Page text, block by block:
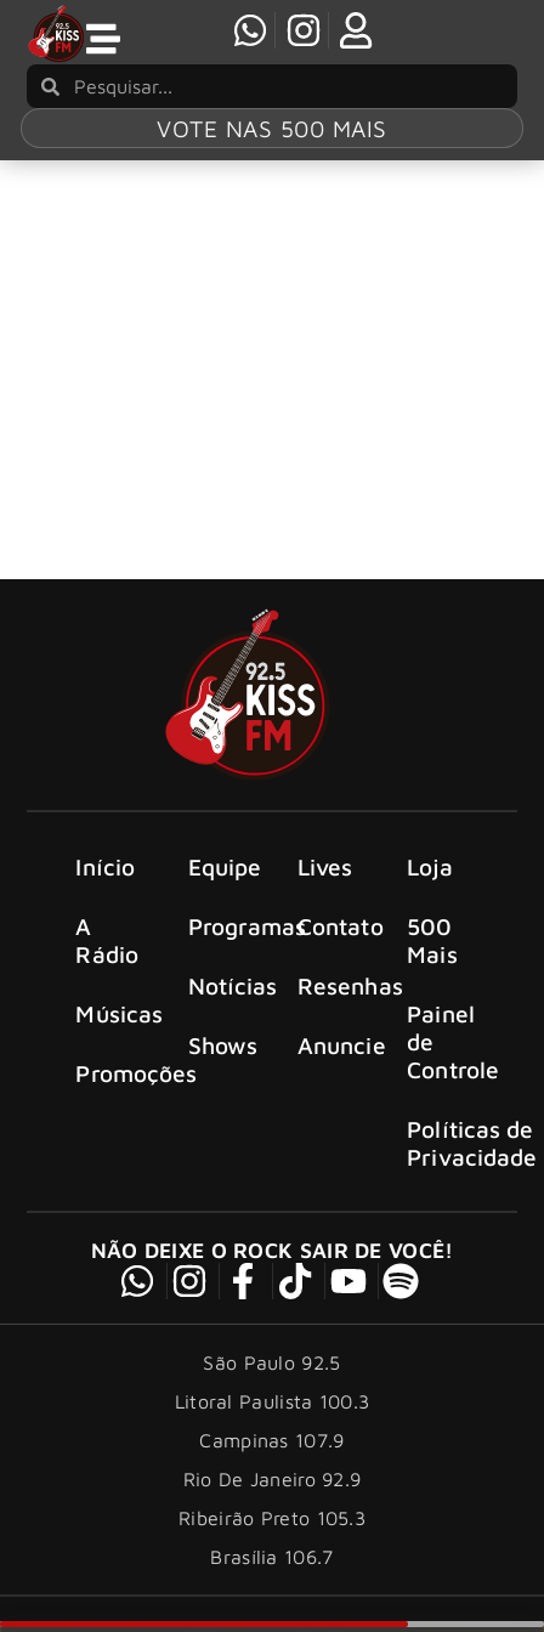
VOTE NAS 500 MAIS
Início
A
Rádio
Músicas
Promoções
Equipe
Programas
Notícias
Shows
Lives
Contato
Resenhas
Anuncie
Loja
500
Mais
Painel
de
Controle
Políticas de
Privacidade
NÃO DEIXE O ROCK SAIR DE VOCÊ!
São Paulo 92.5
Litoral Paulista 100.3
Campinas 107.9
Rio De Janeiro 92.9
Ribeirão Preto 105.3
Brasília 106.7